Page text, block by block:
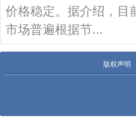
价格稳定。据介绍，目
市场普遍根据节...
版权声明